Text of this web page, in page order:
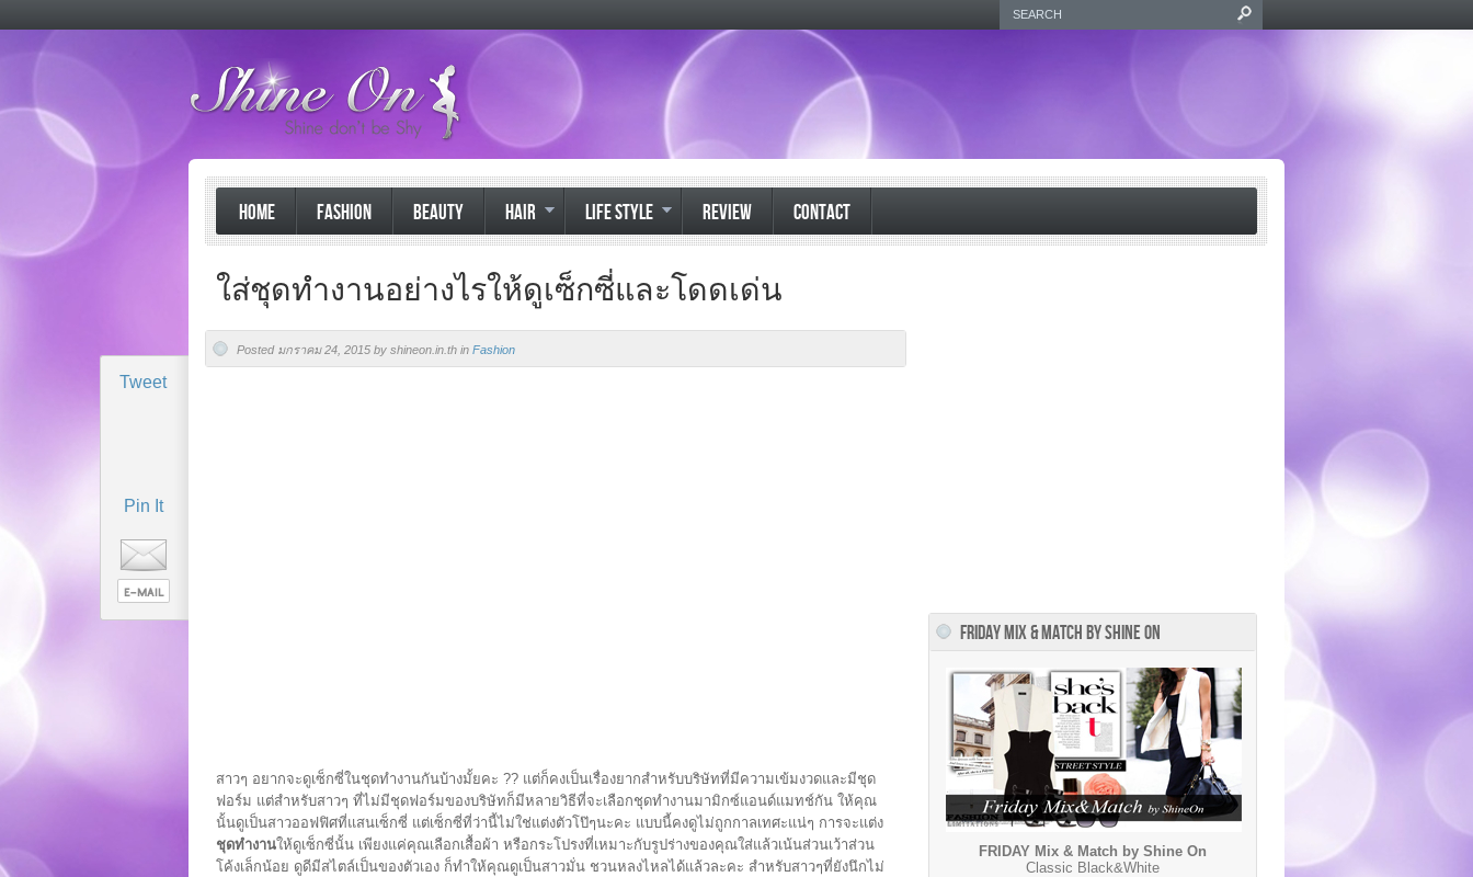
HOME FASHION BEAUTY HAIR LIFE STYLE REVIEW CONTACT
Tweet
Pin It
ใส่ชุดทำงานอย่างไรให้ดูเซ็กซี่และโดดเด่น
Posted มกราคม 24, 2015 by shineon.in.th in Fashion
สาวๆ อยากจะดูเซ็กซี่ในชุดทำงานกันบ้างมั้ยคะ ?? แต่ก็คงเป็นเรื่องยากสำหรับบริษัทที่มีความเข้มงวดและมีชุด
ฟอร์ม แต่สำหรับสาวๆ ที่ไม่มีชุดฟอร์มของบริษัทก็มีหลายวิธีที่จะเลือกชุดทำงานมามิกซ์แอนด์แมทช์กัน ให้คุณ
นั้นดูเป็นสาวออฟฟิศที่แสนเซ็กซี่ แต่เซ็กซี่ที่ว่านี้ไม่ใช่แต่งตัวโป๊ๆนะคะ แบบนี้คงดูไม่ถูกกาลเทศะแน่ๆ การจะแต่ง
ชุดทำงานให้ดูเซ็กซี่นั้น เพียงแค่คุณเลือกเสื้อผ้า หรือกระโปรงที่เหมาะกับรูปร่างของคุณใส่แล้วเน้นส่วนเว้าส่วน
โค้งเล็กน้อย ดูดีมีสไตล์เป็นของตัวเอง ก็ทำให้คุณดูเป็นสาวมั่น ชวนหลงไหลได้แล้วละคะ สำหรับสาวๆที่ยังนึกไม่
FRIDAY MIX & MATCH BY SHINE ON
FRIDAY Mix & Match by Shine On
Classic Black&White